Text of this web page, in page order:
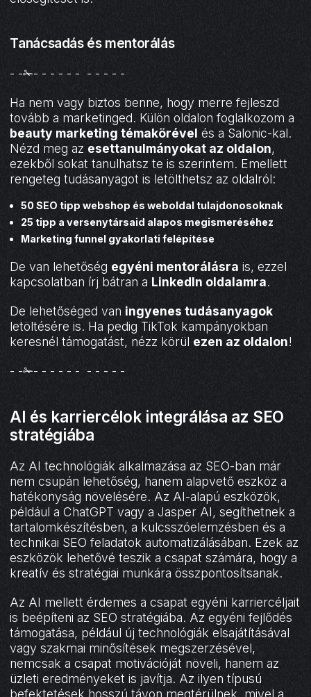
Tanácsadás és mentorálás
- -✁- - - - - - - - - - -
Ha nem vagy biztos benne, hogy merre fejleszd
tovább a marketinged. Külön oldalon foglalkozom a
beauty marketing témakörével és a Salonic-kal.
Nézd meg az esettanulmányokat az oldalon,
ezekből sokat tanulhatsz te is szerintem. Emellett
rengeteg tudásanyagot is letölthetsz az oldalról:
50 SEO tipp webshop és weboldal tulajdonosoknak
25 tipp a versenytársaid alapos megismeréséhez
Marketing funnel gyakorlati felépítése
De van lehetőség egyéni mentorálásra is, ezzel
kapcsolatban írj bátran a LinkedIn oldalamra.
De lehetőséged van ingyenes tudásanyagok
letöltésére is. Ha pedig TikTok kampányokban
keresnél támogatást, nézz körül ezen az oldalon!
- -✁- - - - - - - - - - -
AI és karriercélok integrálása az SEO
stratégiába
Az AI technológiák alkalmazása az SEO-ban már
nem csupán lehetőség, hanem alapvető eszköz a
hatékonyság növelésére. Az AI-alapú eszközök,
például a ChatGPT vagy a Jasper AI, segíthetnek a
tartalomkészítésben, a kulcsszóelemzésben és a
technikai SEO feladatok automatizálásában. Ezek az
eszközök lehetővé teszik a csapat számára, hogy a
kreatív és stratégiai munkára összpontosítsanak.
Az AI mellett érdemes a csapat egyéni karriercéljait
is beépíteni az SEO stratégiába. Az egyéni fejlődés
támogatása, például új technológiák elsajátításával
vagy szakmai minősítések megszerzésével,
nemcsak a csapat motivációját növeli, hanem az
üzleti eredményeket is javítja. Az ilyen típusú
befektetések hosszú távon megtérülnek, mivel a